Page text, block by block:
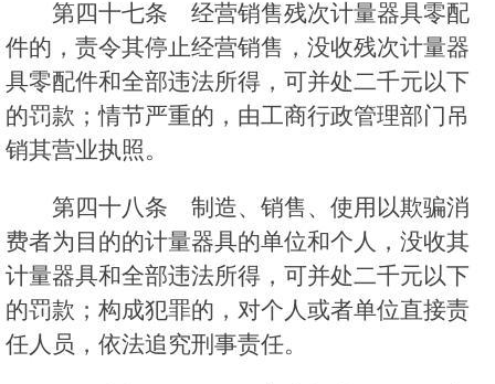
第四十七条 经营销售残次计量器具零配
件的，责令其停止经营销售，没收残次计量器
具零配件和全部违法所得，可并处二千元以下
的罚款；情节严重的，由工商行政管理部门吊
销其营业执照。
第四十八条 制造、销售、使用以欺骗消
费者为目的的计量器具的单位和个人，没收其
计量器具和全部违法所得，可并处二千元以下
的罚款；构成犯罪的，对个人或者单位直接责
任人员，依法追究刑事责任。